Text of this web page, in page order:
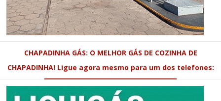
CHAPADINHA GÁS: O MELHOR GÁS DE COZINHA DE
CHAPADINHA! Ligue agora mesmo para um dos telefones: